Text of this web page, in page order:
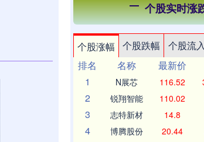
个股实时涨
个股涨幅 个股跌幅 个股流入
排名
名称 最新价
1
N展芯 116.52
2 锐翔智能 110.02
3 志特新材 14.8
4 博腾股份 20.44